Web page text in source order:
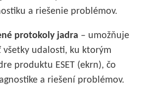
a riešenie problémov.
protokoly jadra – umožňuje
všetky udalosti, ku ktorým
produktu ESET (ekrn), čo
a riešení problémov.